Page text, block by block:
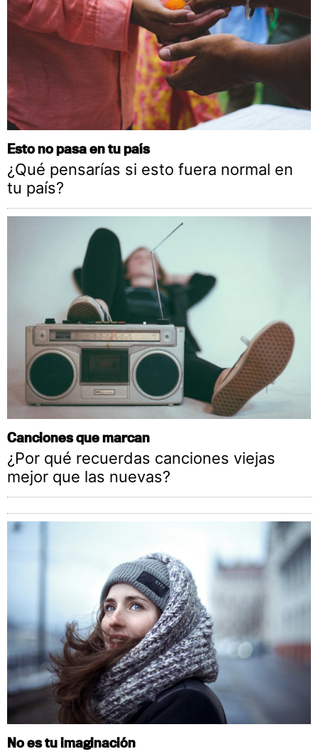
Esto no pasa en tu país
¿Qué pensarías si esto fuera normal en
tu país?
Canciones que marcan
¿Por qué recuerdas canciones viejas
mejor que las nuevas?
No es tu imaginación